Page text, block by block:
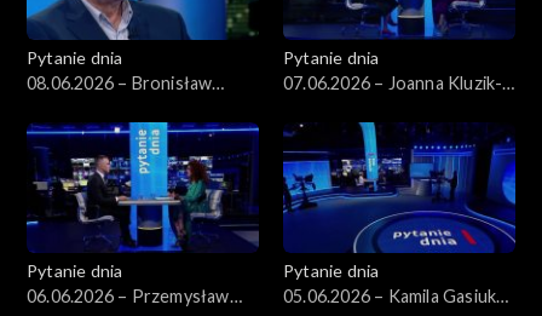
Pytanie dnia
08.06.2026 – Bronisław
Pytanie dnia
07.06.2026 – Joanna Kluzik-
Pytanie dnia
06.06.2026 – Przemysław
Pytanie dnia
05.06.2026 – Kamila Gasiuk-